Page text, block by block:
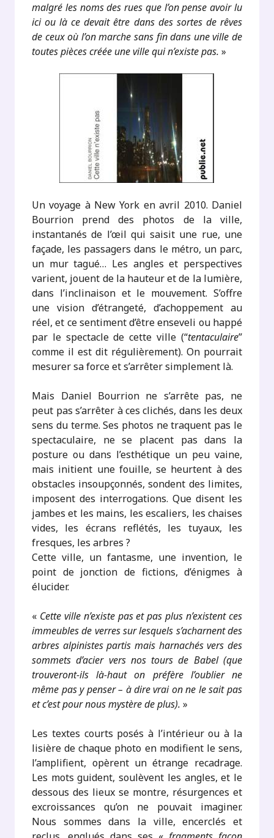
malgré les noms des rues que l’on pense avoir lu
ici ou là ce devait être dans des sortes de rêves
de ceux où l’on marche sans fin dans une ville de
toutes pièces créée une ville qui n’existe pas. »
Un voyage à New York en avril 2010. Daniel
Bourrion prend des photos de la ville,
instantanés de l’œil qui saisit une rue, une
façade, les passagers dans le métro, un parc,
un mur tagué… Les angles et perspectives
varient, jouent de la hauteur et de la lumière,
dans l’inclinaison et le mouvement. S’offre
une vision d’étrangeté, d’achoppement au
réel, et ce sentiment d’être enseveli ou happé
par le spectacle de cette ville (“tentaculaire”
comme il est dit régulièrement). On pourrait
mesurer sa force et s’arrêter simplement là.
Mais Daniel Bourrion ne s’arrête pas, ne
peut pas s’arrêter à ces clichés, dans les deux
sens du terme. Ses photos ne traquent pas le
spectaculaire, ne se placent pas dans la
posture ou dans l’esthétique un peu vaine,
mais initient une fouille, se heurtent à des
obstacles insoupçonnés, sondent des limites,
imposent des interrogations. Que disent les
jambes et les mains, les escaliers, les chaises
vides, les écrans reflétés, les tuyaux, les
fresques, les arbres ?
Cette ville, un fantasme, une invention, le
point de jonction de fictions, d’énigmes à
élucider.
« Cette ville n’existe pas et pas plus n’existent ces
immeubles de verres sur lesquels s’acharnent des
arbres alpinistes partis mais harnachés vers des
sommets d’acier vers nos tours de Babel (que
trouveront-ils là-haut on préfère l’oublier ne
même pas y penser – à dire vrai on ne le sait pas
et c’est pour nous mystère de plus). »
Les textes courts posés à l’intérieur ou à la
lisière de chaque photo en modifient le sens,
l’amplifient, opèrent un étrange recadrage.
Les mots guident, soulèvent les angles, et le
dessous des lieux se montre, résurgences et
excroissances qu’on ne pouvait imaginer.
Nous sommes dans la ville, encerclés et